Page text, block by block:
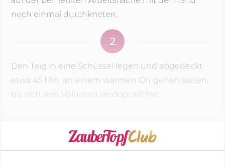
noch einmal durchkneten.
2
Den Teig in eine Schüssel legen und abgedeckt
etwa 45 Min. an einem warmen Ort gehen lassen,
bis sich sein Volumen verdoppelt hat.
KOCHMODUS STARTEN